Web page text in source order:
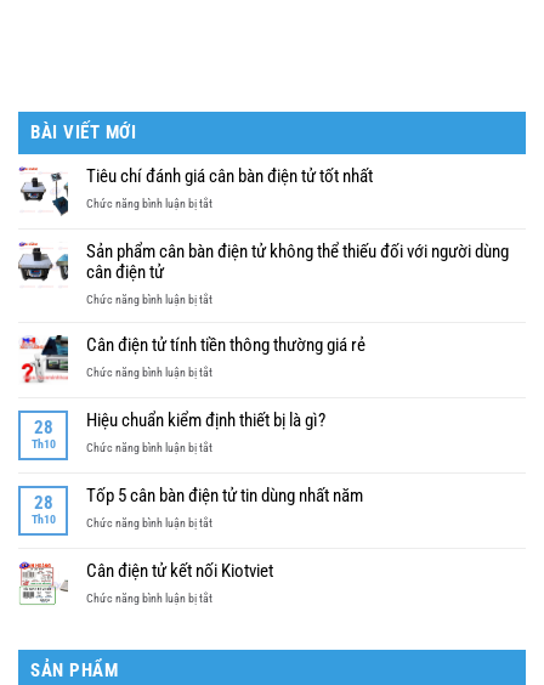
BÀI VIẾT MỚI
Tiêu chí đánh giá cân bàn điện tử tốt nhất
Chức năng bình luận bị tắtở
chí
đánh
cân
điện
tốt
Sản phẩm cân bàn điện tử không thể thiếu đối với người dùng
cân điện tử
Chức năng bình luận bị tắtở
phẩm
bàn
tử
không
thể
đối
người
cân
Cân điện tử tính tiền thông thường giá rẻ
Chức năng bình luận bị tắtở
điện
tử
tính
thông
giá
28
Th10
Hiệu chuẩn kiểm định thiết bị là gì?
Chức năng bình luận bị tắtở
chuẩn
kiểm
định
bị
gì?
28
Th10
Tốp 5 cân bàn điện tử tin dùng nhất năm
Chức năng bình luận bị tắtở
5
cân
bàn
Cân điện tử kết nối Kiotviet
Chức năng bình luận bị tắtở
SẢN PHẨM